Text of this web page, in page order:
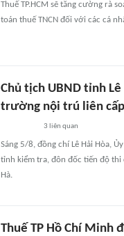
Thuế TP.HCM sẽ tăng cường rà
toán thuế TNCN đối với các cá
Chủ tịch UBND tỉnh
trường nội trú liên
3 liên quan
Sáng 5/8, đồng chí Lê Hải Hòa,
tỉnh kiểm tra, đôn đốc tiến độ thi
Hà.
Thuế TP Hồ Chí Minh